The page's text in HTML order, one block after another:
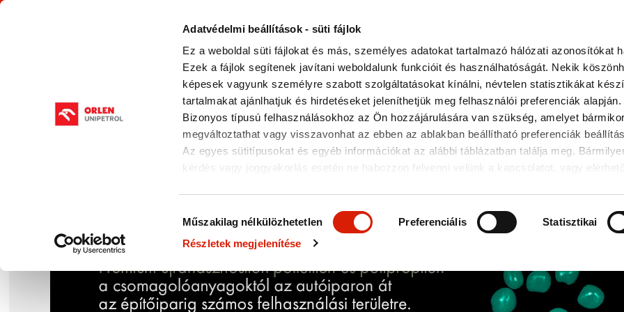
Adatvédelmi beállítások - süti fájlok
Ez a weboldal süti fájlokat és más, személyes adatokat tartalmazó hálózati azonosítókat
Ezek a fájlok segítenek javítani weboldalunk funkcióit és használhatóságát. Nekik
képesek vagyunk személyre szabott szolgáltatásokat kínálni, névtelen statisztikákat
tartalmakat ajánlhatjuk és hirdetéseket jeleníthetjük meg felhasználói preferenciák alapján.
Bizonyos típusú felhasználásokhoz az Ön hozzájárulására van szükség, amelyet bármikor
megváltoztathat vagy visszavonhat az ebben az ablakban beállítható preferenciák
Az egyes sütitípusokat és egyéb információkat az alábbi táblázatban találja meg.
kérdés vagy joggyakorlás esetén ne habozzon felvenni velünk a kapcsolatot, vagy
kiválasztása
Műszakilag nélkülözhetetlen Preferenciális Statisztikai
Részletek megjelenítése
KERES
RÓLUNK TERMÉKEINK
BIZTONSÁGTECHNIKAI
ADATLAPOK
LOGISZTIKA KAPCSOLAT